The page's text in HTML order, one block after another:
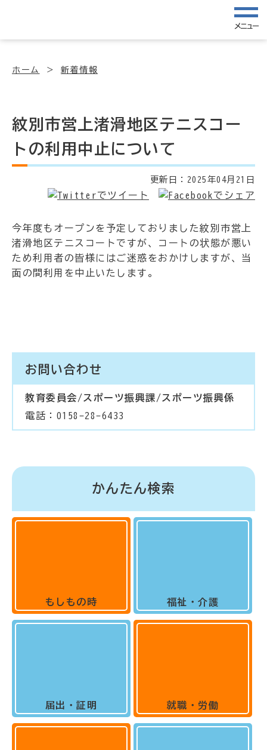
メニュー
ホーム 新着情報
紋別市営上渚滑地区テニスコー
トの利用中止について
更新日： 2025年04月21日
今年度もオープンを予定しておりました紋別市営上
渚滑地区テニスコートですが、コートの状態が悪い
ため利用者の皆様にはご迷惑をおかけしますが、当
面の間利用を中止いたします。
お問い合わせ
教育委員会/スポーツ振興課/スポーツ振興係
電話：0158-28-6433
かんたん検索
もしもの時
届出・証明
福祉・介護
就職・労働